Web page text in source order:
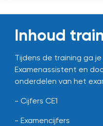
Inhoud
Tijdens de training ga
Examenassistent en
onderdelen van het
- Cijfers CE1
- Examencijfers